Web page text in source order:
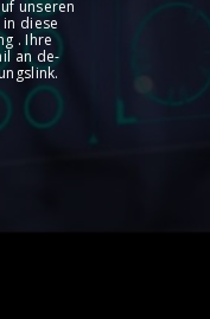
unseren
diese
. Ihre
an de-